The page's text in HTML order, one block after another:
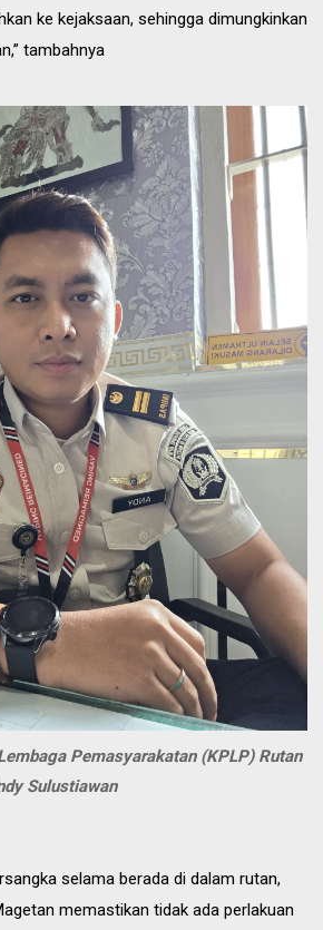
ke kejaksaan, sehingga dimungkinkan
tambahnya
Pemasyarakatan (KPLP) Rutan
Sulustiawan
selama berada di dalam rutan,
memastikan tidak ada perlakuan